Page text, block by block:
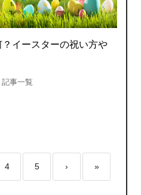
イースターの祝い方や
記事一覧
4 5 › »